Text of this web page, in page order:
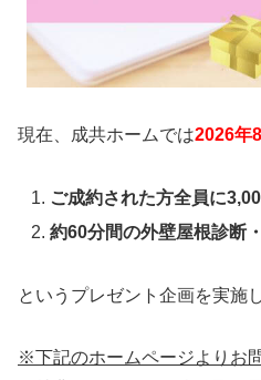
現在、成共ホームでは2026年
ご成約された方全員に
約60分間の外壁屋根診断
というプレゼント企画を実施
※下記のホームページよりお